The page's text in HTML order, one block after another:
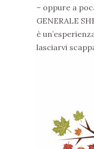
– oppure a
GENERALE
è
lasciarvi